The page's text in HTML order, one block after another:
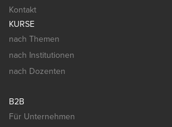
Kontakt
KURSE
nach Themen
nach Institutionen
nach Dozenten
B2B
Für Unternehmen